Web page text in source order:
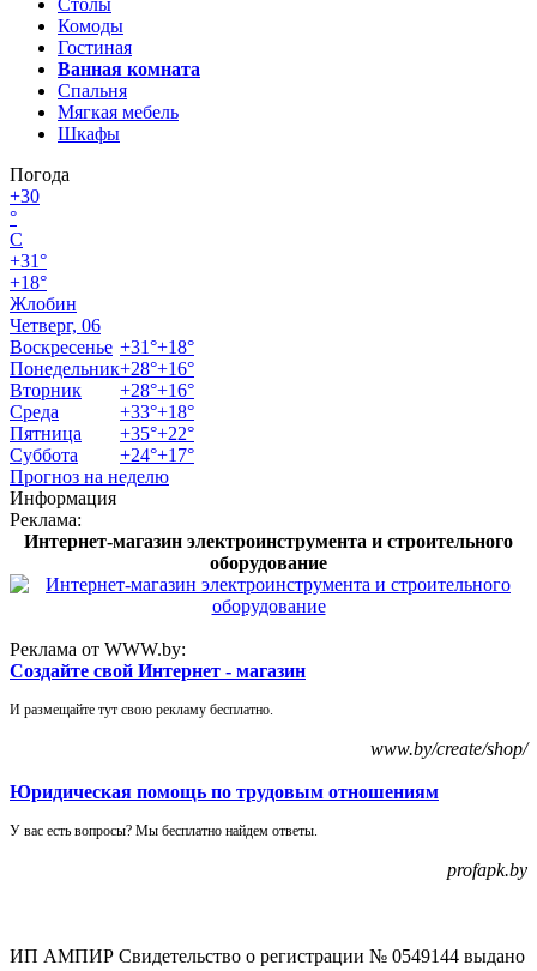
Столы
Комоды
Гостиная
Ванная комната
Спальня
Мягкая мебель
Шкафы
Погода
+30
°
C
+31°
+18°
Жлобин
Четверг, 06
Воскресенье +31°+18°
Понедельник+28°+16°
Вторник
+28°+16°
Среда
+33°+18°
Пятница
+35°+22°
Суббота
+24°+17°
Прогноз на неделю
Информация
Реклама:
Интернет-магазин электроинструмента и строительного
оборудование
Реклама от WWW.by:
Создайте свой Интернет - магазин
И размещайте тут свою рекламу бесплатно.
www.by/create/shop/
Юридическая помощь по трудовым отношениям
У вас есть вопросы? Мы бесплатно найдем ответы.
profapk.by
ИП АМПИР Свидетельство о регистрации № 0549144 выдано